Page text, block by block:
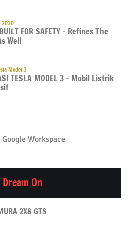
2020
FOR SAFETY – Refines The
Well
Model 3
TESLA MODEL 3 – Mobil Listrik
Workspace
Dream On
2X8 GTS